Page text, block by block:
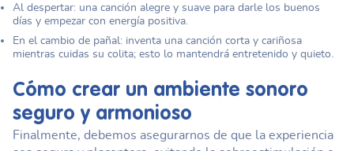
Al despertar: una canción alegre y suave para darle los buenos
días y empezar con energía positiva.
En el cambio de pañal: inventa una canción corta y cariñosa
mientras cuidas su colita; esto lo mantendrá entretenido y quieto.
Cómo crear un ambiente sonoro
seguro y armonioso
Finalmente, debemos asegurarnos de que la experiencia